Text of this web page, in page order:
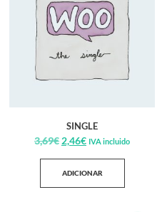
SINGLE
3,69€ 2,46€ IVA incluido
ADICIONAR